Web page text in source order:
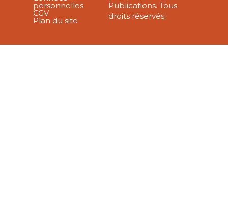
personnelles
CGV
Plan du site
Publications. Tous
droits réservés.